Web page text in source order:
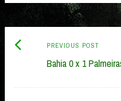
Post
navigation
PREVIOUS POST
post:
Bahia 0 x 1